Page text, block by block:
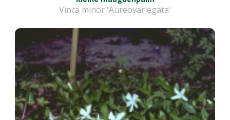
Vinca minor 'Aureovariegata'